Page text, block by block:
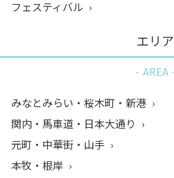
フェスティバル
エリア
AREA
みなとみらい・桜木町・新港
関内・馬車道・日本大通り
元町・中華街・山手
本牧・根岸